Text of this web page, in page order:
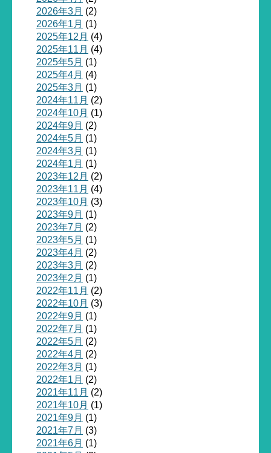
2026年3月 (2)
2026年1月 (1)
2025年12月 (4)
2025年11月 (4)
2025年5月 (1)
2025年4月 (4)
2025年3月 (1)
2024年11月 (2)
2024年10月 (1)
2024年9月 (2)
2024年5月 (1)
2024年3月 (1)
2024年1月 (1)
2023年12月 (2)
2023年11月 (4)
2023年10月 (3)
2023年9月 (1)
2023年7月 (2)
2023年5月 (1)
2023年4月 (2)
2023年3月 (2)
2023年2月 (1)
2022年11月 (2)
2022年10月 (3)
2022年9月 (1)
2022年7月 (1)
2022年5月 (2)
2022年4月 (2)
2022年3月 (1)
2022年1月 (2)
2021年11月 (2)
2021年10月 (1)
2021年9月 (1)
2021年7月 (3)
2021年6月 (1)